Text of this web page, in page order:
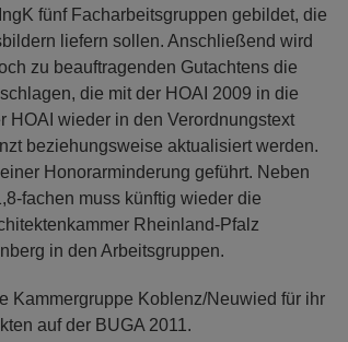
fünf Facharbeitsgruppen gebildet, die
liefern sollen. Anschließend wird
zu beauftragenden Gutachtens die
die mit der HOAI 2009 in die
HOAI wieder in den Verordnungstext
beziehungsweise aktualisiert werden.
Honorarminderung geführt. Neben
fachen muss künftig wieder die
Rheinland-Pfalz
in den Arbeitsgruppen.
Kammergruppe Koblenz/Neuwied für ihr
auf der BUGA 2011.